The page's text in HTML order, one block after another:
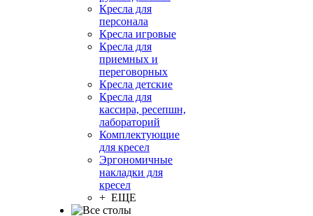
Кресла для
персонала
Кресла игровые
Кресла для
приемных и
переговорных
Кресла детские
Кресла для
кассира, ресепшн,
лабораторий
Комплектующие
для кресел
Эргономичные
накладки для
кресел
+ ЕЩЕ